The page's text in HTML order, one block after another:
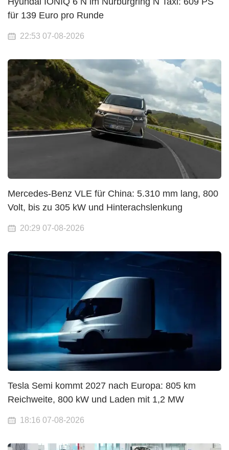
für 139 Euro pro Runde
22:53 07-08-2026
Mercedes-Benz VLE für China: 5.310 mm lang, 800
Volt, bis zu 305 kW und Hinterachslenkung
20:29 07-08-2026
Tesla Semi kommt 2027 nach Europa: 805 km
Reichweite, 800 kW und Laden mit 1,2 MW
18:16 07-08-2026